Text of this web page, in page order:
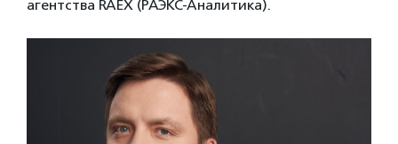
агентства RAEX (РАЭКС-Аналитика).